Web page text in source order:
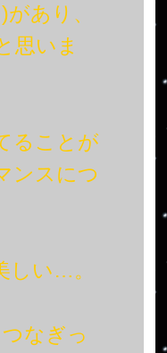
あり、
思いま
ることが
ンスにつ
しい…。
なぎっ